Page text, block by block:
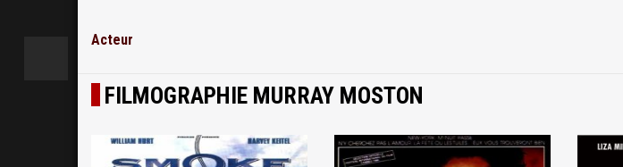
Acteur
FILMOGRAPHIE MURRAY MOSTON